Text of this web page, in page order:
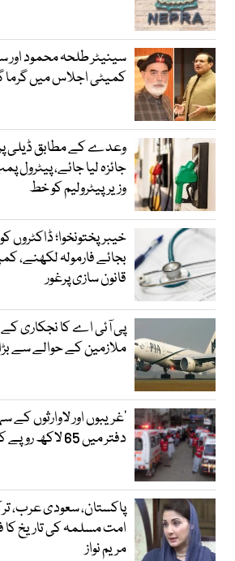
سینیٹر طلحہ محمود اور
کمیٹی اجلاس میں گرما
وعدے کے مطابق ڈیلی
جائزہ لیا جائے، پیٹرول
وزیرپیٹرولیم کو خط
خیبرپختونخوا؛ ڈاکٹروں
بجائے فارمولہ لکھنے،
قانون سازی پرغور
پی آئی اے کا نجکاری
ملازمین کے حوالے سے
’غریبوں اور لاوارثوں
دفتر میں 65 لاکھ روپے کی ڈکیتی
پاکستان، سعودی عرب،
امت مسلمہ کی تاریخ
مریم نواز